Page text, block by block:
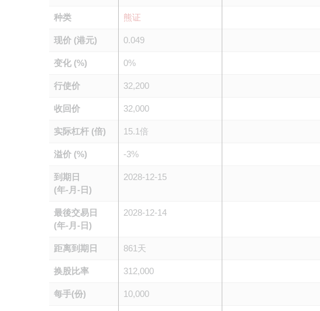
种类 熊证
现价 (港元) 0.049
变化 (%) 0%
行使价 32,200
收回价 32,000
实际杠杆 (倍) 15.1倍
溢价 (%) -3%
到期日
(年-月-日)
2028-12-15
最後交易日
(年-月-日)
2028-12-14
距离到期日 861天
换股比率 312,000
每手(份) 10,000